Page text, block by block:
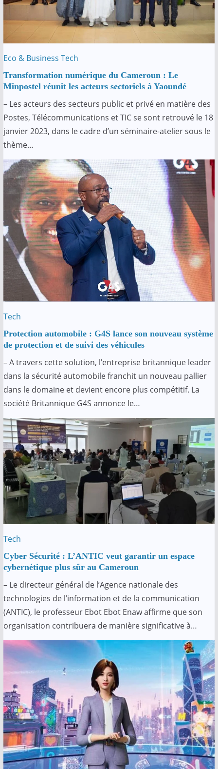
Eco & Business Tech
Transformation numérique du Cameroun : Le
Minpostel réunit les acteurs sectoriels à Yaoundé
– Les acteurs des secteurs public et privé en matière des
Postes, Télécommunications et TIC se sont retrouvé le 18
janvier 2023, dans le cadre d’un séminaire-atelier sous le
thème…
Tech
Protection automobile : G4S lance son nouveau système
de protection et de suivi des véhicules
– A travers cette solution, l’entreprise britannique leader
dans la sécurité automobile franchit un nouveau pallier
dans le domaine et devient encore plus compétitif. La
société Britannique G4S annonce le…
Tech
Cyber ​​Sécurité : L’ANTIC veut garantir un espace
cybernétique plus sûr au Cameroun
– Le directeur général de l’Agence nationale des
technologies de l’information et de la communication
(ANTIC), le professeur Ebot Ebot Enaw affirme que son
organisation contribuera de manière significative à…